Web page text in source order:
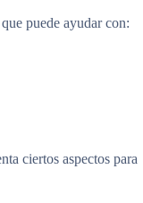
puede ayudar con:
ciertos aspectos para